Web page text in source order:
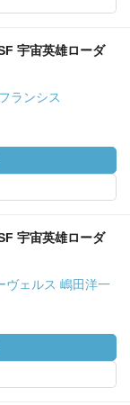
宇宙英雄ローダ
ランシス
宇宙英雄ローダ
ヴェルス 嶋田洋一